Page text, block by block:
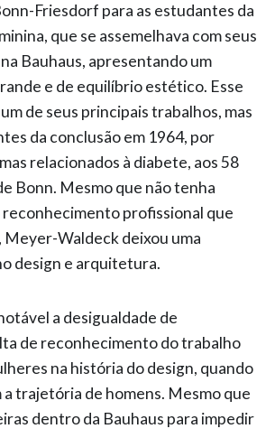
Friesdorf para as estudantes da
que se assemelhava com seus
Bauhaus, apresentando um
e de equilíbrio estético. Esse
de seus principais trabalhos, mas
da conclusão em 1964, por
relacionados à diabete, aos 58
Bonn. Mesmo que não tenha
profissional que
Meyer-Waldeck deixou uma
design e arquitetura.
a desigualdade de
de reconhecimento do trabalho
na história do design, quando
a trajetória de homens. Mesmo que
dentro da Bauhaus para impedir